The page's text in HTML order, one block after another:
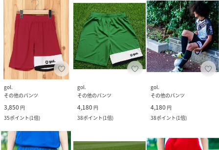
gol.
その他のパンツ
3,850 円
35ポイント(1倍)
gol.
その他のパンツ
4,180 円
38ポイント(1倍)
gol.
その他のパンツ
4,180 円
38ポイント(1倍)